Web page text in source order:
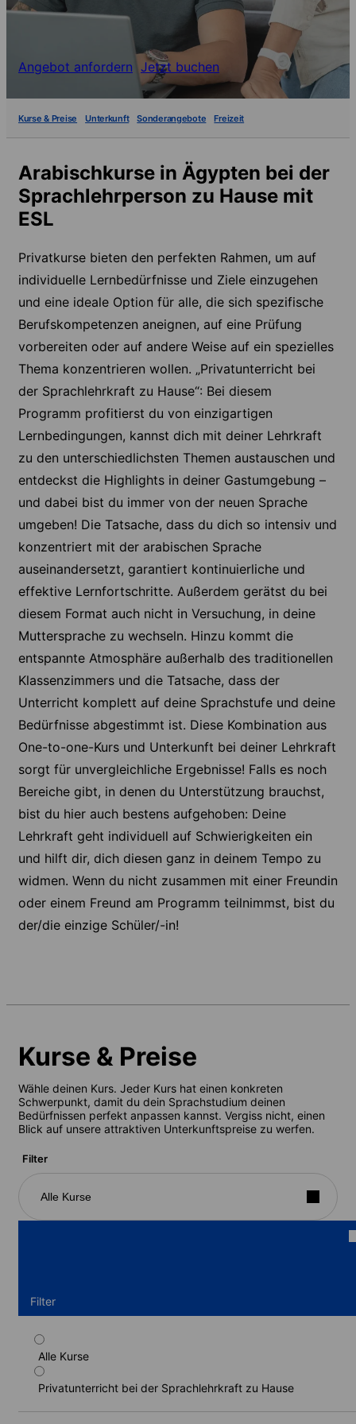
Angebot anfordern Jetzt buchen
Kurse & Preise Unterkunft Sonderangebote Freizeit
Arabischkurse in Ägypten bei der
Sprachlehrperson zu Hause mit
ESL
Privatkurse bieten den perfekten Rahmen, um auf
individuelle Lernbedürfnisse und Ziele einzugehen
und eine ideale Option für alle, die sich spezifische
Berufskompetenzen aneignen, auf eine Prüfung
vorbereiten oder auf andere Weise auf ein spezielles
Thema konzentrieren wollen. „Privatunterricht bei
der Sprachlehrkraft zu Hause“: Bei diesem
Programm profitierst du von einzigartigen
Lernbedingungen, kannst dich mit deiner Lehrkraft
zu den unterschiedlichsten Themen austauschen und
entdeckst die Highlights in deiner Gastumgebung –
und dabei bist du immer von der neuen Sprache
umgeben! Die Tatsache, dass du dich so intensiv und
konzentriert mit der arabischen Sprache
auseinandersetzt, garantiert kontinuierliche und
effektive Lernfortschritte. Außerdem gerätst du bei
diesem Format auch nicht in Versuchung, in deine
Muttersprache zu wechseln. Hinzu kommt die
entspannte Atmosphäre außerhalb des traditionellen
Klassenzimmers und die Tatsache, dass der
Unterricht komplett auf deine Sprachstufe und deine
Bedürfnisse abgestimmt ist. Diese Kombination aus
One-to-one-Kurs und Unterkunft bei deiner Lehrkraft
sorgt für unvergleichliche Ergebnisse! Falls es noch
Bereiche gibt, in denen du Unterstützung brauchst,
bist du hier auch bestens aufgehoben: Deine
Lehrkraft geht individuell auf Schwierigkeiten ein
und hilft dir, dich diesen ganz in deinem Tempo zu
widmen. Wenn du nicht zusammen mit einer Freundin
oder einem Freund am Programm teilnimmst, bist du
der/die einzige Schüler/-in!
Kurse & Preise
Wähle deinen Kurs. Jeder Kurs hat einen konkreten
Schwerpunkt, damit du dein Sprachstudium deinen
Bedürfnissen perfekt anpassen kannst. Vergiss nicht, einen
Blick auf unsere attraktiven Unterkunftspreise zu werfen.
Filter
Alle Kurse
Filter
Alle Kurse
Privatunterricht bei der Sprachlehrkraft zu Hause
Kurs Privatunterricht, 15
Lektionen/Woche